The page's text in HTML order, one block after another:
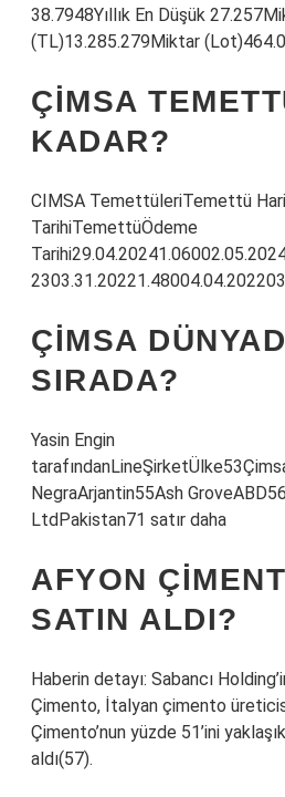
38.7948Yıllık En Düşük
(TL)13.285.279Miktar
ÇIMSA
KADAR?
CIMSA TemettüleriTemettü
TarihiTemettüÖdeme
ÇIMSA
SIRADA?
Yasin Engin
NegraArjantin55Ash
LtdPakistan71 satır daha
AFYON
SATIN ALDI?
Haberin detayı: Sabancı
Çimento, İtalyan çimento
Çimento’nun yüzde 51’ini
aldı(57).